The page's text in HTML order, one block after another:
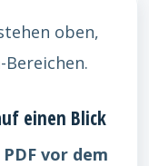
oben,
einen Blick
vor dem